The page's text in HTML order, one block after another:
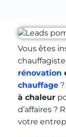
Vous êtes
rénovation
chauffage
à chaleur
d’affaires ?
votre